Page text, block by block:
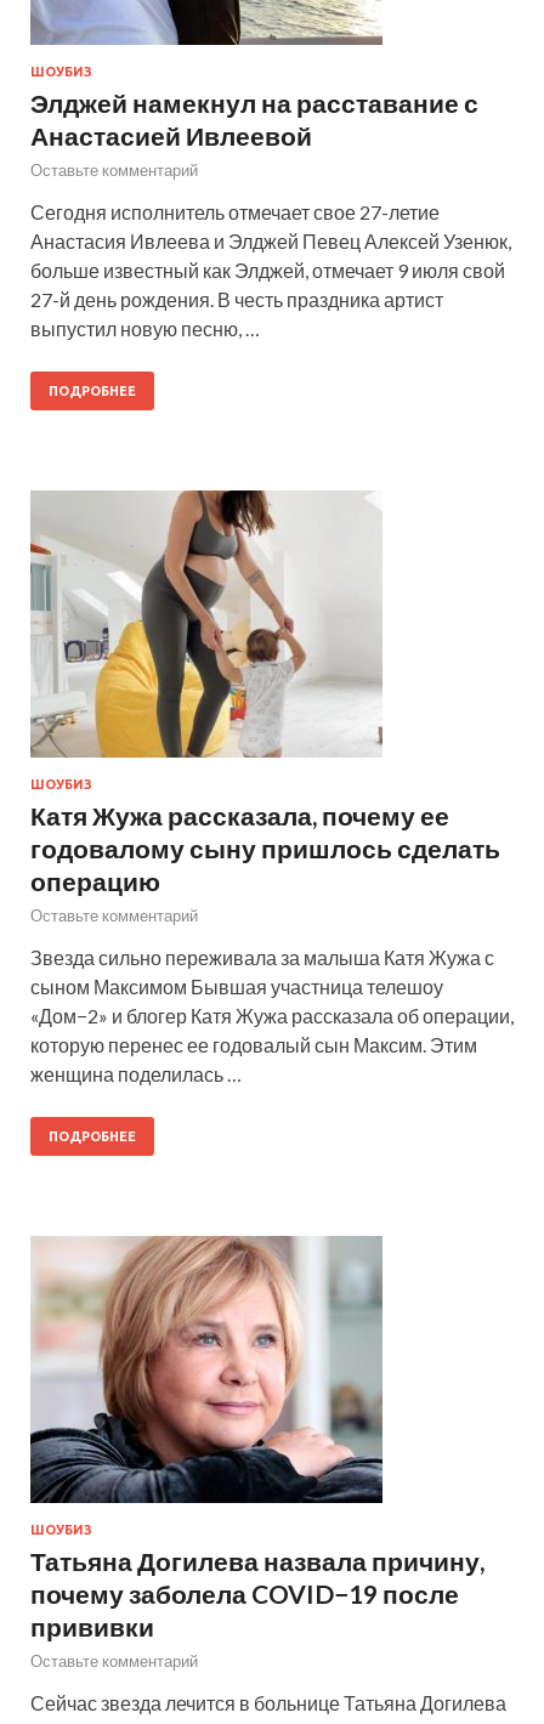
ШОУБИЗ
Элджей намекнул на расставание с
Анастасией Ивлеевой
Оставьте комментарий
Сегодня исполнитель отмечает свое 27-летие
Анастасия Ивлеева и Элджей Певец Алексей Узенюк,
больше известный как Элджей, отмечает 9 июля свой
27-й день рождения. В честь праздника артист
выпустил новую песню, …
ПОДРОБНЕЕ
ШОУБИЗ
Катя Жужа рассказала, почему ее
годовалому сыну пришлось сделать
операцию
Оставьте комментарий
Звезда сильно переживала за малыша Катя Жужа с
сыном Максимом Бывшая участница телешоу
«Дом−2» и блогер Катя Жужа рассказала об операции,
которую перенес ее годовалый сын Максим. Этим
женщина поделилась …
ПОДРОБНЕЕ
ШОУБИЗ
Татьяна Догилева назвала причину,
почему заболела COVID−19 после
прививки
Оставьте комментарий
Сейчас звезда лечится в больнице Татьяна Догилева